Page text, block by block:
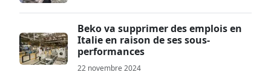
Beko va supprimer des emplois en
Italie en raison de ses sous-
performances
22 novembre 2024